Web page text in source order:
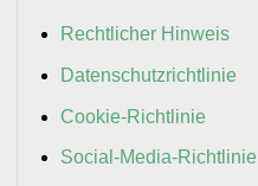
Rechtlicher Hinweis
Datenschutzrichtlinie
Cookie-Richtlinie
Social-Media-Richtlinie